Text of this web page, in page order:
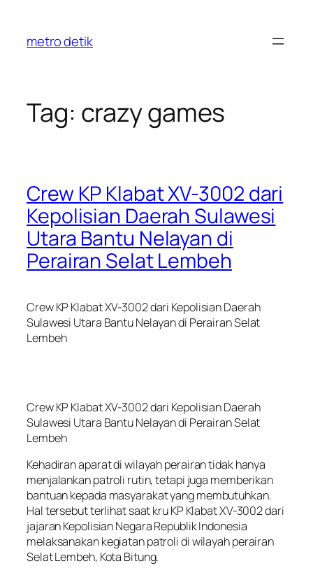
content
metro detik
Tag: crazy games
Crew KP Klabat XV-3002 dari
Kepolisian Daerah Sulawesi
Utara Bantu Nelayan di
Perairan Selat Lembeh
Crew KP Klabat XV-3002 dari Kepolisian Daerah
Sulawesi Utara Bantu Nelayan di Perairan Selat
Lembeh
Crew KP Klabat XV-3002 dari Kepolisian Daerah
Sulawesi Utara Bantu Nelayan di Perairan Selat
Lembeh
Kehadiran aparat di wilayah perairan tidak hanya
menjalankan patroli rutin, tetapi juga memberikan
bantuan kepada masyarakat yang membutuhkan.
Hal tersebut terlihat saat kru KP Klabat XV-3002 dari
jajaran Kepolisian Negara Republik Indonesia
melaksanakan kegiatan patroli di wilayah perairan
Selat Lembeh, Kota Bitung.